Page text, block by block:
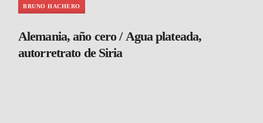
BRUNO HACHERO
Alemania, año cero / Agua plateada,
autorretrato de Siria